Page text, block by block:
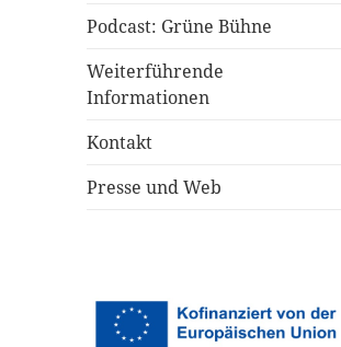
Podcast: Grüne Bühne
Weiterführende
Informationen
Kontakt
Presse und Web